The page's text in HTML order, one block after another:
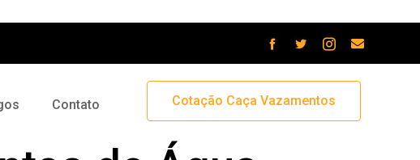
Contato Cotação Caça Vazamentos